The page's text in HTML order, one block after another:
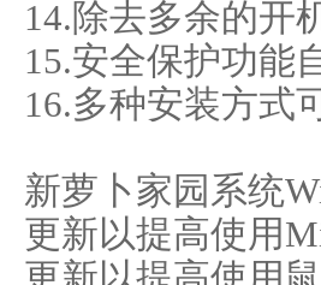
14.除去多余的开
15.安全保护功能
16.多种安装方式
新萝卜家园系统
更新以提高使用